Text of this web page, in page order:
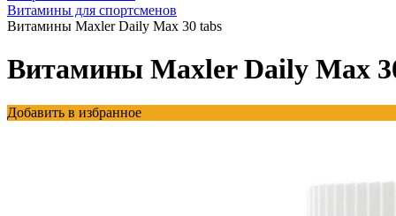
Витамины для спортсменов
Витамины Maxler Daily Max 30 tabs
Витамины Maxler Daily Max
Добавить в избранное